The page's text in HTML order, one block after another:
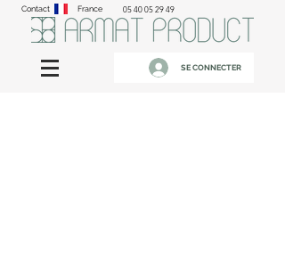
Contact France 05 40 05 29 49
SE CONNECTER